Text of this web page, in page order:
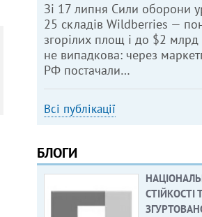
Зі 17 липня Сили оборони
25 складів Wildberries —
згорілих площ і до $2 млрд
не випадкова: через
РФ постачали…
Всі публікації
БЛОГИ
СТІЙКОСТІ